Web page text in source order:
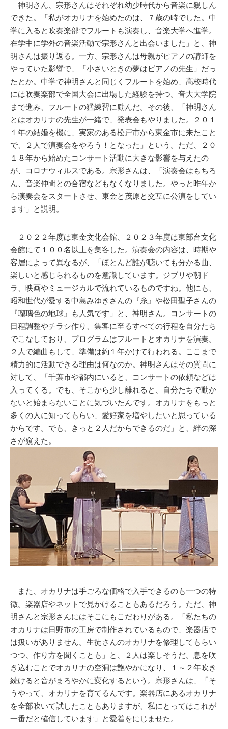
神明さん、宗形さんはそれぞれ幼少時代から音楽に親しん
できた。「私がオカリナを始めたのは、７歳の時でした。中
学に入ると吹奏楽部でフルートも演奏し、音楽大学へ進学。
在学中に学外の音楽活動で宗形さんと出会いました」と、神
明さんは振り返る。一方、宗形さんは母親がピアノの講師を
やっていた影響で、「小さいときの夢はピアノの先生」だっ
たとか。中学で神明さんと同じくフルートを始め、高校時代
には吹奏楽部で全国大会に出場した経験を持つ。音大大学院
まで進み、フルートの猛練習に励んだ。その後、「神明さん
とはオカリナの先生が一緒で、発表会もやりました。２０１
１年の結婚を機に、実家のある松戸市から東金市に来たこと
で、２人で演奏会をやろう！となった」という。ただ、２０
１８年から始めたコンサート活動に大きな影響を与えたの
が、コロナウィルスである。宗形さんは、「演奏会はもちろ
ん、音楽仲間との合宿などもなくなりました。やっと昨年か
ら演奏会をスタートさせ、東金と茂原と交互に公演をしてい
ます」と説明。
２０２２年度は東金文化会館、２０２３年度は東部台文化
会館にて１００名以上を集客した。演奏会の内容は、時期や
客層によって異なるが、「ほとんど誰が聴いても分かる曲、
楽しいと感じられるものを意識しています。ジブリや朝ド
ラ、映画やミュージカルで流れているものですね。他にも、
昭和世代が愛する中島みゆきさんの『糸』や松田聖子さんの
『瑠璃色の地球』も人気です」と、神明さん。コンサートの
日程調整やチラシ作り、集客に至るすべての行程を自分たち
でこなしており、プログラムはフルートとオカリナを演奏。
２人で編曲もして、準備は約１年かけて行われる。ここまで
精力的に活動できる理由は何なのか。神明さんはその質問に
対して、「千葉市や都内にいると、コンサートの依頼などは
入ってくる。でも、そこから少し離れると、自分たちで動か
ないと始まらないことに気づいたんです。オカリナをもっと
多くの人に知ってもらい、愛好家を増やしたいと思っている
からです。でも、きっと２人だからできるのだ」と、絆の深
さが窺えた。
また、オカリナは手ごろな価格で入手できるのも一つの特
徴。楽器店やネットで見かけることもあるだろう。ただ、神
明さんと宗形さんにはそこにもこだわりがある。「私たちの
オカリナは日野市の工房で制作されているもので、楽器店で
は扱いがありません。生徒さんのオカリナを修理してもらい
つつ、作り方を聞くことも」と、２人は楽しそうだ。息を吹
き込むことでオカリナの空洞は艶やかになり、１～２年吹き
続けると音がまろやかに変化するという。宗形さんは、「そ
うやって、オカリナを育てるんです。楽器店にあるオカリナ
を全部吹いて試したこともありますが、私にとってはこれが
一番だと確信しています」と愛着をにじませた。